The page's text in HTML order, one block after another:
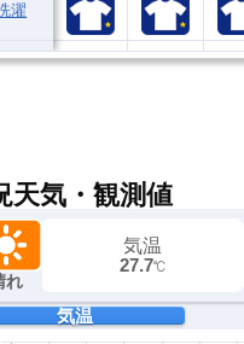
濯
天気・観測値
れ
気温
27.7℃
気温